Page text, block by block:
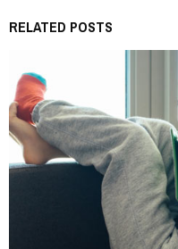
RELATED POSTS